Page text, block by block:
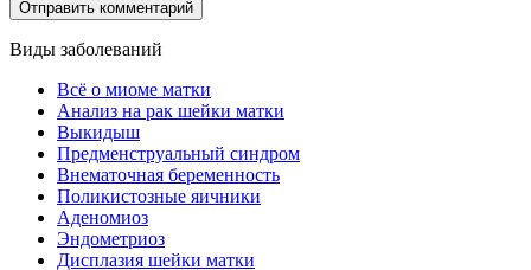
Виды заболеваний
Всё о миоме матки
Анализ на рак шейки матки
Выкидыш
Предменструальный синдром
Внематочная беременность
Поликистозные яичники
Аденомиоз
Эндометриоз
Дисплазия шейки матки